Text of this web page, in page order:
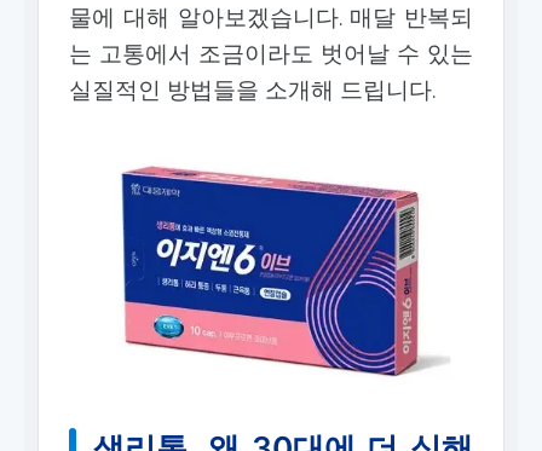
물에 대해 알아보겠습니다. 매달 반복되
는 고통에서 조금이라도 벗어날 수 있는
실질적인 방법들을 소개해 드립니다.